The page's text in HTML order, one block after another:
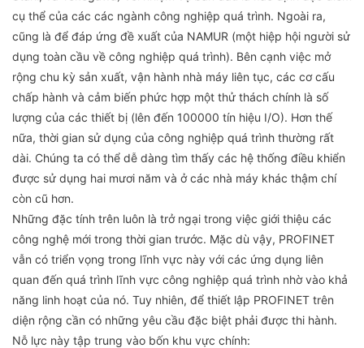
cụ thể của các các ngành công nghiệp quá trình. Ngoài ra,
cũng là để đáp ứng đề xuất của NAMUR (một hiệp hội người sử
dụng toàn cầu về công nghiệp quá trình). Bên cạnh việc mở
rộng chu kỳ sản xuất, vận hành nhà máy liên tục, các cơ cấu
chấp hành và cảm biến phức hợp một thử thách chính là số
lượng của các thiết bị (lên đến 100000 tín hiệu I/O). Hơn thế
nữa, thời gian sử dụng của công nghiệp quá trình thường rất
dài. Chúng ta có thể dễ dàng tìm thấy các hệ thống điều khiển
được sử dụng hai mươi năm và ở các nhà máy khác thậm chí
còn cũ hơn.
Những đặc tính trên luôn là trở ngại trong việc giới thiệu các
công nghệ mới trong thời gian trước. Mặc dù vậy, PROFINET
vẫn có triển vọng trong lĩnh vực này với các ứng dụng liên
quan đến quá trình lĩnh vực công nghiệp quá trình nhờ vào khả
năng linh hoạt của nó. Tuy nhiên, để thiết lập PROFINET trên
diện rộng cần có những yêu cầu đặc biệt phải được thi hành.
Nỗ lực này tập trung vào bốn khu vực chính: